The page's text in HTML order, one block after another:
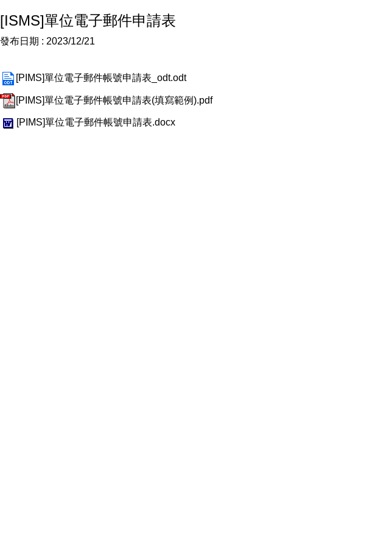
[ISMS]單位電子郵件申請表
發布日期 : 2023/12/21
[PIMS]單位電子郵件帳號申請表_odt.odt
[PIMS]單位電子郵件帳號申請表(填寫範例).pdf
[PIMS]單位電子郵件帳號申請表.docx